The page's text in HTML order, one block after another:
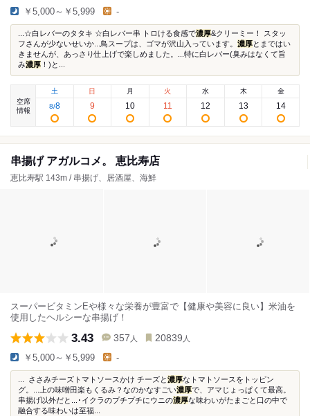
￥5,000～￥5,999 -
...☆白レバーのタタキ ☆白レバー串 トロける食感で濃厚&クリーミー！ スタッ
フさんが少ないせいか...鳥スープは、ゴマが沢山入っています。 濃厚とまではい
きませんが、あっさり仕上げで楽しめました。...特に白レバー(臭みはなくて旨
み濃厚 ！)と...
空席
情報
土
8/8
日
9
月
10
火
11
水
12
木
13
金
14
串揚げ アガルコメ。 恵比寿店
恵比寿駅 143m / 串揚げ、居酒屋、海鮮
スーパービタミンEや様々な栄養が豊富で【健康や美容に良い】米油を
使用したヘルシーな串揚げ！
3.43 357 人 20839 人
￥5,000～￥5,999 -
... ささみチーズトマトソースかけ チーズと濃厚なトマトソースをトッピン
グ。...上の味噌田楽もくるみ？なのかなすごい濃厚で、アマじょっぱくて最高。
串揚げ以外だと...･イクラのプチプチにウニの濃厚な味わいがたまごと口の中で
融合する味わいは至福...